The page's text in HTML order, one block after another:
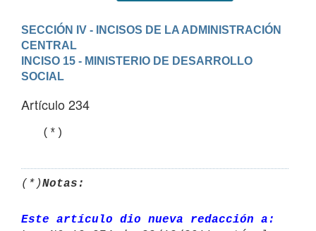
SECCIÓN IV - INCISOS DE LA ADMINISTRACIÓN
CENTRAL
INCISO 15 - MINISTERIO DE DESARROLLO
SOCIAL
Artículo 234
(*)Notas:
Este artículo dio nueva redacción a: